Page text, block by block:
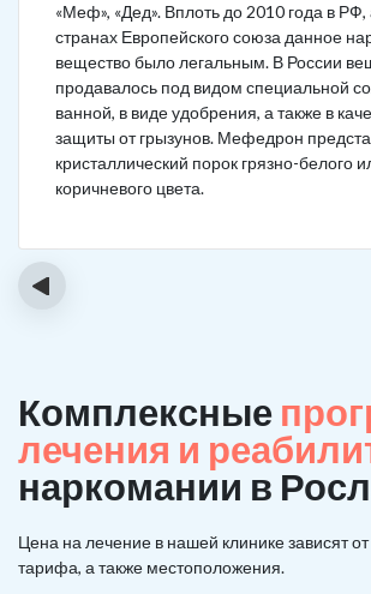
«Меф», «Дед». Вплоть до 2010 года в РФ,
странах Европейского союза данное
вещество было легальным. В России
продавалось под видом специальной
ванной, в виде удобрения, а также в
защиты от грызунов. Мефедрон
кристаллический порок грязно-белого
коричневого цвета.
‹
Комплексные
лечения и
наркомании в
Цена на лечение в нашей клинике зависят
тарифа, а также местоположения.